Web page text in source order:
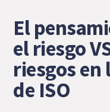
El
el riesgo
riesgos en
de ISO